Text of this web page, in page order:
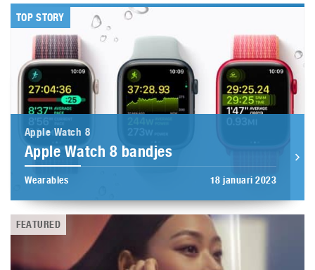
TOP STORY
Apple Watch 8
Apple Watch 8 bandjes
Wearables 18 januari 2023
FEATURED